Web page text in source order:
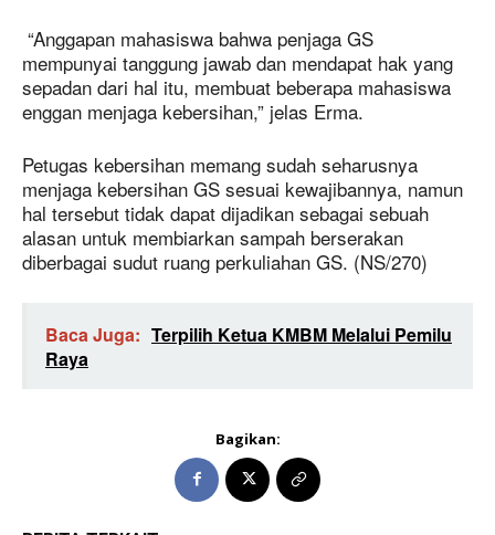
“Anggapan mahasiswa bahwa penjaga GS
mempunyai tanggung jawab dan mendapat hak yang
sepadan dari hal itu, membuat beberapa mahasiswa
enggan menjaga kebersihan,” jelas Erma.
Petugas kebersihan memang sudah seharusnya
menjaga kebersihan GS sesuai kewajibannya, namun
hal tersebut tidak dapat dijadikan sebagai sebuah
alasan untuk membiarkan sampah berserakan
diberbagai sudut ruang perkuliahan GS. (NS/270)
Baca Juga: Terpilih Ketua KMBM Melalui Pemilu
Raya
Bagikan: